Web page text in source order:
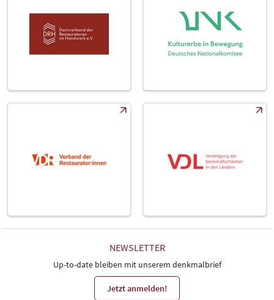
NEWSLETTER
Up-to-date bleiben mit unserem denkmalbrief
Jetzt anmelden!